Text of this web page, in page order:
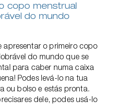
copo menstrual
do mundo
apresentar o primeiro copo
do mundo que se
para caber numa caixa
Podes levá-lo na tua
ou bolso e estás pronta.
dele, podes usá-lo